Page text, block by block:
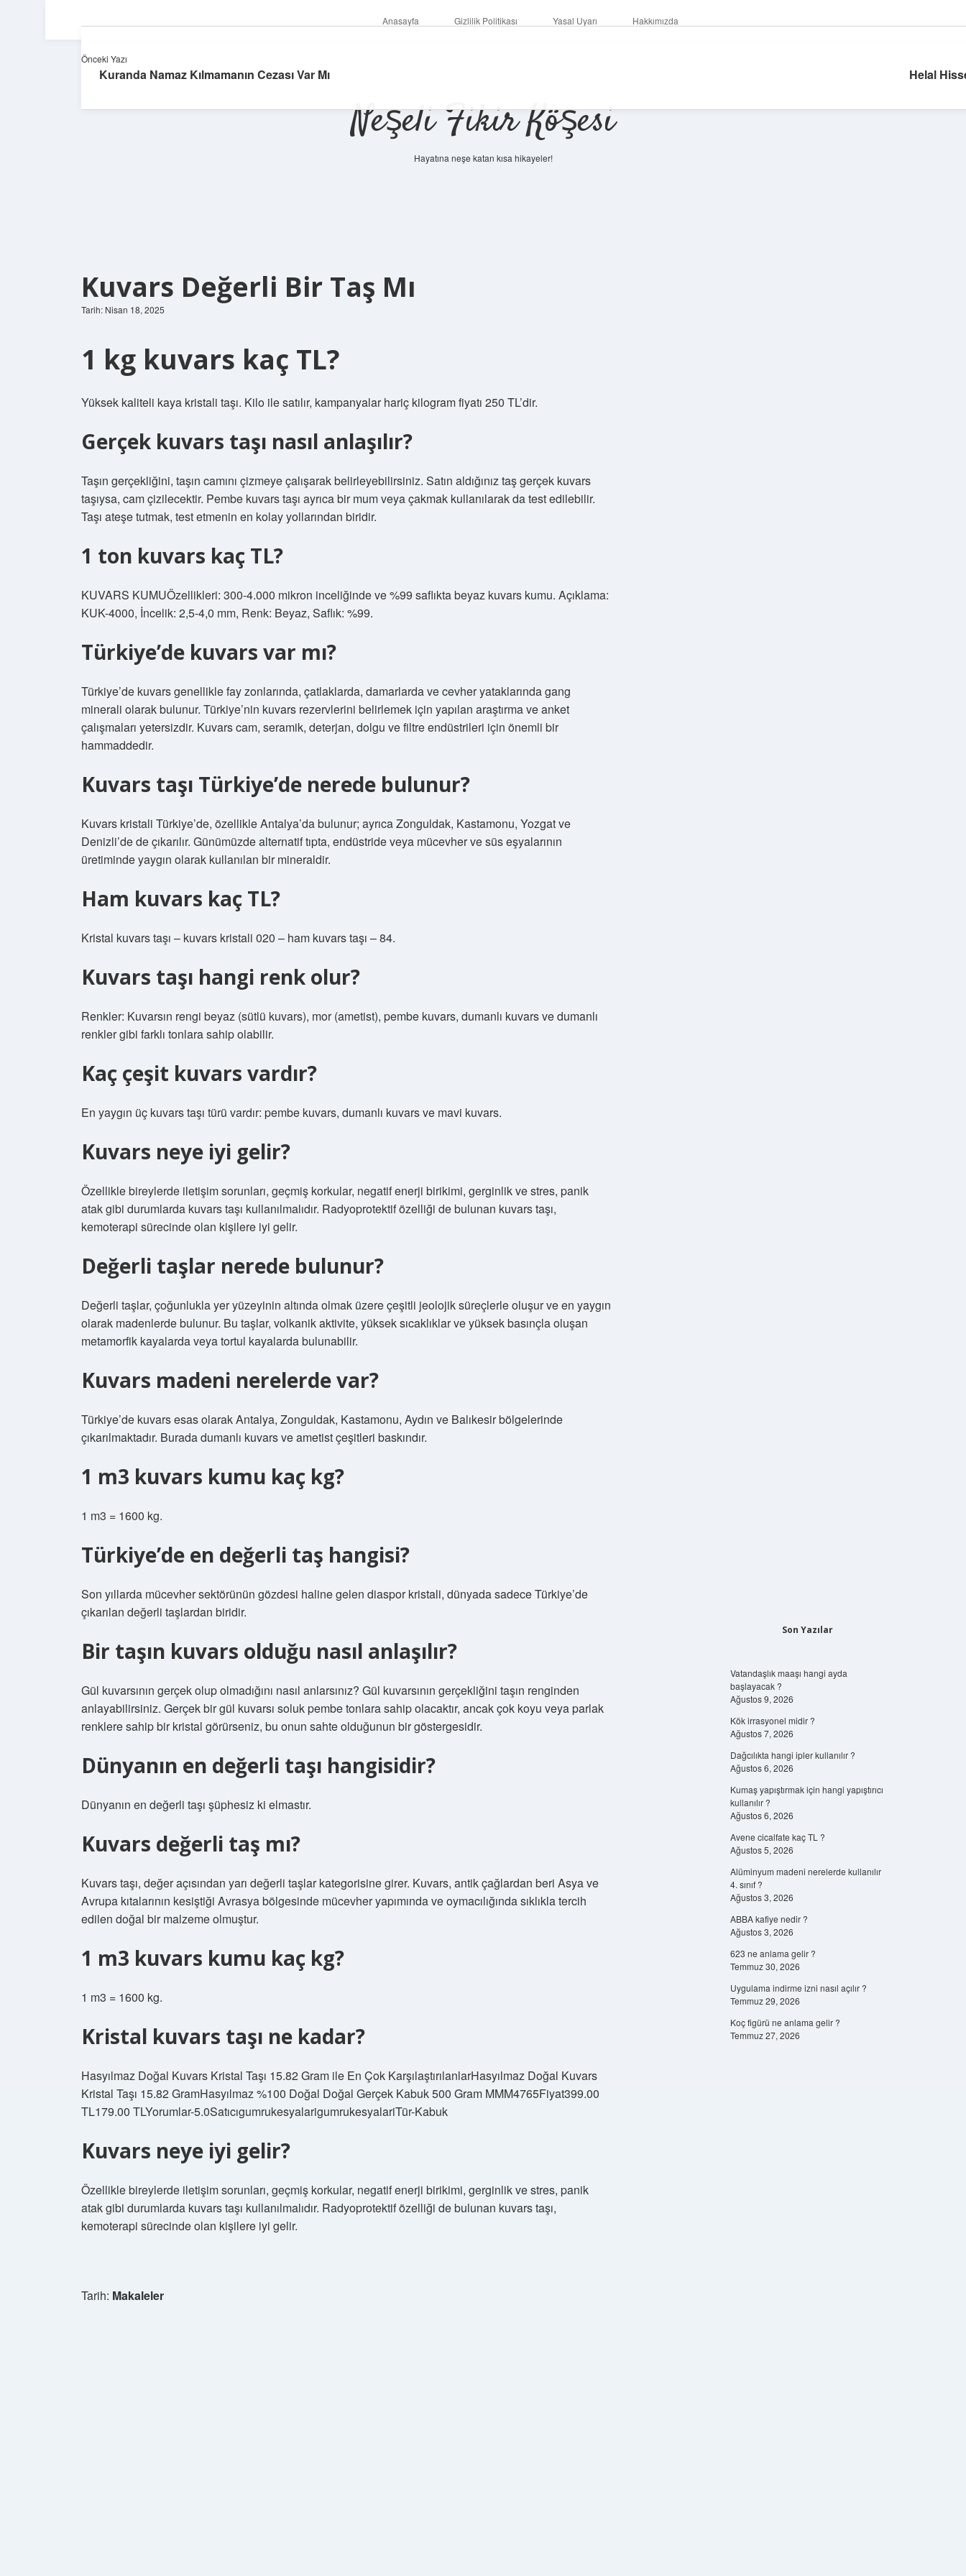
Anasayfa Gizlilik Politikası Yasal Uyarı Hakkımızda
Neşeli Fikir Köşesi
Hayatına neşe katan kısa hikayeler!
Kuvars Değerli Bir Taş Mı
Tarih: Nisan 18, 2025
1 kg kuvars kaç TL?
Yüksek kaliteli kaya kristali taşı. Kilo ile satılır, kampanyalar hariç kilogram fiyatı 250 TL’dir.
Gerçek kuvars taşı nasıl anlaşılır?
Taşın gerçekliğini, taşın camını çizmeye çalışarak belirleyebilirsiniz. Satın aldığınız taş gerçek kuvars
taşıysa, cam çizilecektir. Pembe kuvars taşı ayrıca bir mum veya çakmak kullanılarak da test edilebilir.
Taşı ateşe tutmak, test etmenin en kolay yollarından biridir.
1 ton kuvars kaç TL?
KUVARS KUMUÖzellikleri: 300-4.000 mikron inceliğinde ve %99 saflıkta beyaz kuvars kumu. Açıklama:
KUK-4000, İncelik: 2,5-4,0 mm, Renk: Beyaz, Saflık: %99.
Türkiye’de kuvars var mı?
Türkiye’de kuvars genellikle fay zonlarında, çatlaklarda, damarlarda ve cevher yataklarında gang
minerali olarak bulunur. Türkiye’nin kuvars rezervlerini belirlemek için yapılan araştırma ve anket
çalışmaları yetersizdir. Kuvars cam, seramik, deterjan, dolgu ve filtre endüstrileri için önemli bir
hammaddedir.
Kuvars taşı Türkiye’de nerede bulunur?
Kuvars kristali Türkiye’de, özellikle Antalya’da bulunur; ayrıca Zonguldak, Kastamonu, Yozgat ve
Denizli’de de çıkarılır. Günümüzde alternatif tıpta, endüstride veya mücevher ve süs eşyalarının
üretiminde yaygın olarak kullanılan bir mineraldir.
Ham kuvars kaç TL?
Kristal kuvars taşı – kuvars kristali 020 – ham kuvars taşı – 84.
Kuvars taşı hangi renk olur?
Renkler: Kuvarsın rengi beyaz (sütlü kuvars), mor (ametist), pembe kuvars, dumanlı kuvars ve dumanlı
renkler gibi farklı tonlara sahip olabilir.
Kaç çeşit kuvars vardır?
En yaygın üç kuvars taşı türü vardır: pembe kuvars, dumanlı kuvars ve mavi kuvars.
Kuvars neye iyi gelir?
Özellikle bireylerde iletişim sorunları, geçmiş korkular, negatif enerji birikimi, gerginlik ve stres, panik
atak gibi durumlarda kuvars taşı kullanılmalıdır. Radyoprotektif özelliği de bulunan kuvars taşı,
kemoterapi sürecinde olan kişilere iyi gelir.
Değerli taşlar nerede bulunur?
Değerli taşlar, çoğunlukla yer yüzeyinin altında olmak üzere çeşitli jeolojik süreçlerle oluşur ve en yaygın
olarak madenlerde bulunur. Bu taşlar, volkanik aktivite, yüksek sıcaklıklar ve yüksek basınçla oluşan
metamorfik kayalarda veya tortul kayalarda bulunabilir.
Kuvars madeni nerelerde var?
Türkiye’de kuvars esas olarak Antalya, Zonguldak, Kastamonu, Aydın ve Balıkesir bölgelerinde
çıkarılmaktadır. Burada dumanlı kuvars ve ametist çeşitleri baskındır.
1 m3 kuvars kumu kaç kg?
1 m3 = 1600 kg.
Türkiye’de en değerli taş hangisi?
Son yıllarda mücevher sektörünün gözdesi haline gelen diaspor kristali, dünyada sadece Türkiye’de
çıkarılan değerli taşlardan biridir.
Bir taşın kuvars olduğu nasıl anlaşılır?
Gül kuvarsının gerçek olup olmadığını nasıl anlarsınız? Gül kuvarsının gerçekliğini taşın renginden
anlayabilirsiniz. Gerçek bir gül kuvarsı soluk pembe tonlara sahip olacaktır, ancak çok koyu veya parlak
renklere sahip bir kristal görürseniz, bu onun sahte olduğunun bir göstergesidir.
Dünyanın en değerli taşı hangisidir?
Dünyanın en değerli taşı şüphesiz ki elmastır.
Kuvars değerli taş mı?
Kuvars taşı, değer açısından yarı değerli taşlar kategorisine girer. Kuvars, antik çağlardan beri Asya ve
Avrupa kıtalarının kesiştiği Avrasya bölgesinde mücevher yapımında ve oymacılığında sıklıkla tercih
edilen doğal bir malzeme olmuştur.
1 m3 kuvars kumu kaç kg?
1 m3 = 1600 kg.
Kristal kuvars taşı ne kadar?
Hasyılmaz Doğal Kuvars Kristal Taşı 15.82 Gram ile En Çok KarşılaştırılanlarHasyılmaz Doğal Kuvars
Kristal Taşı 15.82 GramHasyılmaz %100 Doğal Doğal Gerçek Kabuk 500 Gram MMM4765Fiyat399.00
TL179.00 TLYorumlar-5.0SatıcıgumrukesyalarigumrukesyalariTür-Kabuk
Kuvars neye iyi gelir?
Özellikle bireylerde iletişim sorunları, geçmiş korkular, negatif enerji birikimi, gerginlik ve stres, panik
atak gibi durumlarda kuvars taşı kullanılmalıdır. Radyoprotektif özelliği de bulunan kuvars taşı,
kemoterapi sürecinde olan kişilere iyi gelir.
Tarih: Makaleler
Önceki Yazı
Kuranda Namaz Kılmamanın Cezası Var Mı Helal
Son Yazılar
Vatandaşlık maaşı hangi ayda
başlayacak ?
Ağustos 9, 2026
Kök irrasyonel midir ?
Ağustos 7, 2026
Dağcılıkta hangi ipler kullanılır ?
Ağustos 6, 2026
Kumaş yapıştırmak için hangi yapıştırıcı
kullanılır ?
Ağustos 6, 2026
Avene cicalfate kaç TL ?
Ağustos 5, 2026
Alüminyum madeni nerelerde kullanılır
4. sınıf ?
Ağustos 3, 2026
ABBA kafiye nedir ?
Ağustos 3, 2026
623 ne anlama gelir ?
Temmuz 30, 2026
Uygulama indirme izni nasıl açılır ?
Temmuz 29, 2026
Koç figürü ne anlama gelir ?
Temmuz 27, 2026